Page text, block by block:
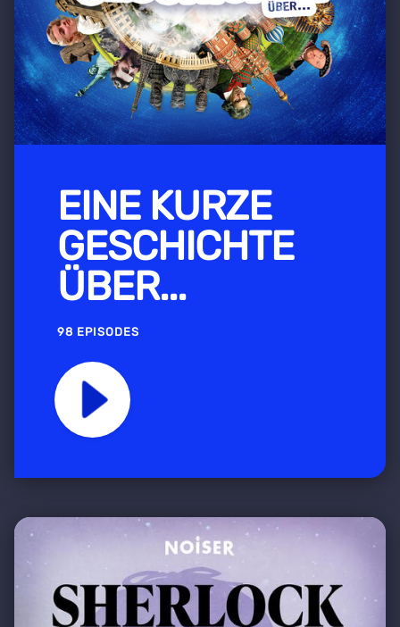
EINE KURZE
GESCHICHTE
ÜBER...
98 EPISODES